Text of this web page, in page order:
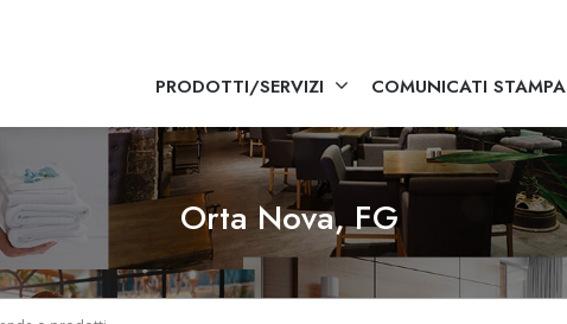
PRODOTTI/SERVIZI COMUNICATI STAMPA
Orta Nova, FG